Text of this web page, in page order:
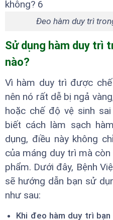
Đeo hàm duy trì
Sử dụng hàm duy trì
nào?
Vì hàm duy trì được
nên nó rất dễ bị ngả
hoặc chế độ vệ sinh
biết cách làm sạch
dụng, điều này không
của máng duy trì mà
phẩm. Dưới đây, Bệnh
sẽ hướng dẫn bạn sử
như sau:
Khi đeo hàm duy trì